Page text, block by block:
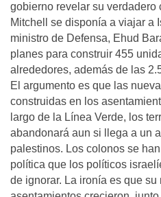
gobierno revelar su verdadero
Mitchell se disponía a viajar a
ministro de Defensa, Ehud
planes para construir 455
alrededores, además de las
El argumento es que las
construidas en los
largo de la Línea Verde, los
abandonará aun si llega a un
palestinos. Los colonos se
política que los políticos
de ignorar. La ironía es que su